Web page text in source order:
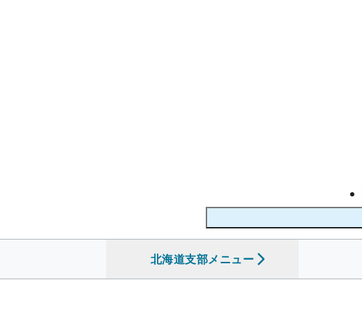
北海道支部メニュー
を開く